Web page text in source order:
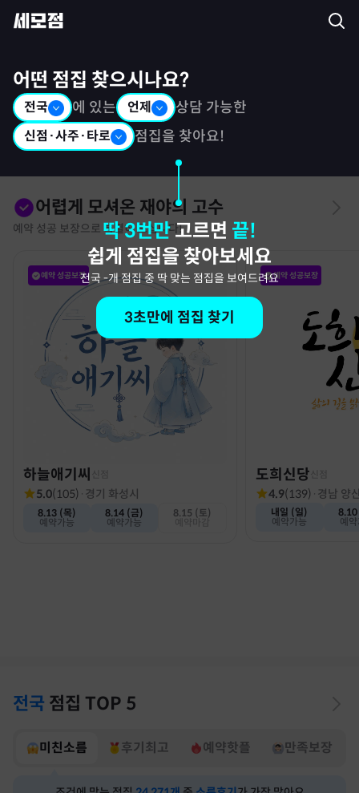
어떤 점집 찾으시나요?
전국 에 있는 언제 상담 가능한
신점·사주·타로 점집을 찾아요!
딱 3번만 고르면 끝!
쉽게 점집을 찾아보세요
전국-개 점집 중 딱 맞는 점집을 보여드려요
3초만에 점집 찾기
어렵게 모셔온 재야의 고수
예약 성공 보장으로 특별히 모십니다!
예약 성공보장
하늘애기씨
5.0(105) · 경기 화성시
8.13 (목)
예약가능
8.14 (금)
예약가능
8.15 (토)
예약 성공보장
도희신당
4.9(139) · 경남 양
내일 (일)
예약가능
예
전국 점집 TOP 5
미친소름 후기최고 예약핫플 만족보장